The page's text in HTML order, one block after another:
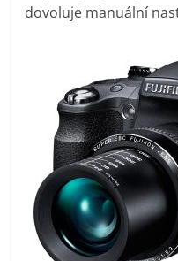
telefony,
bazény
Nejlepší
elektronika
porovnání
Elektro
dovoluje manuální